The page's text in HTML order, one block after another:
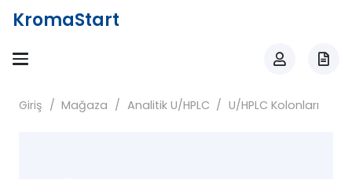
KromaStart
Giriş / Mağaza / Analitik U/HPLC / U/HPLC Kolonları